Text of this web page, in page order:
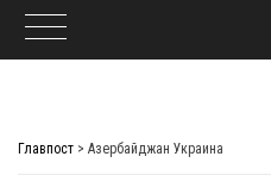
Главпост > Азербайджан Украина